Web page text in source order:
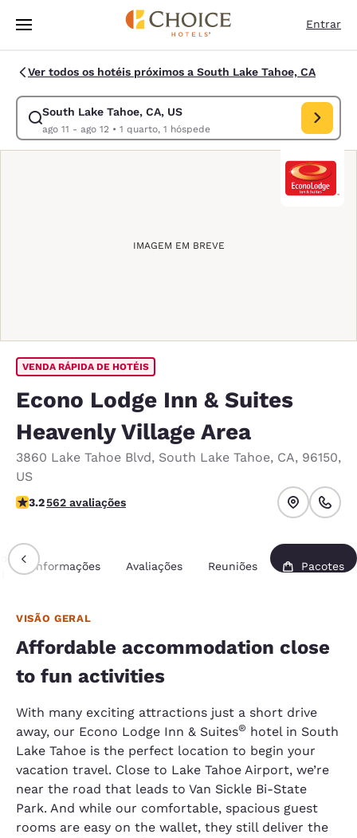
Pular Para Conteúdo Principal
Entrar
Ver todos os hotéis próximos a South Lake Tahoe, CA
South Lake Tahoe, CA, US
ago 11 - ago 12• 1 quarto, 1 hóspede
Modificar pesquisa para South Lake Tahoe, CA, US. Data de check-in
IMAGEM EM BREVE
VENDA RÁPIDA DE HOTÉIS
Econo Lodge Inn & Suites
Heavenly Village Area
3860 Lake Tahoe Blvd, South Lake Tahoe, CA, 96150,
US
classificação 3.23 estrelas. Bom.
3.2562 avaliações
Informações Avaliações Reuniões Pacotes
VISÃO GERAL
Affordable accommodation close
to fun activities
With many exciting attractions just a short drive
away, our Econo Lodge Inn & Suites® hotel in South
Lake Tahoe is the perfect location to begin your
vacation travel. Close to Lake Tahoe Airport, we’re
near the road that leads to Van Sickle Bi-State
Park. And while our comfortable, spacious guest
rooms are easy on the wallet, they still deliver the